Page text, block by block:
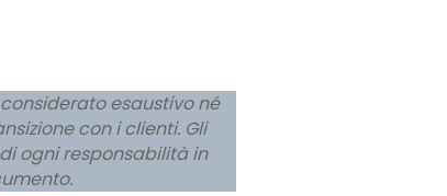
esaustivo né
con i clienti. Gli
ogni responsabilità in